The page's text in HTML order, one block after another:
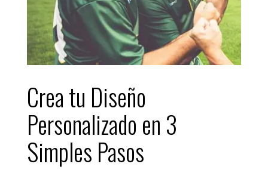
Crea tu Diseño
Personalizado en 3
Simples Pasos